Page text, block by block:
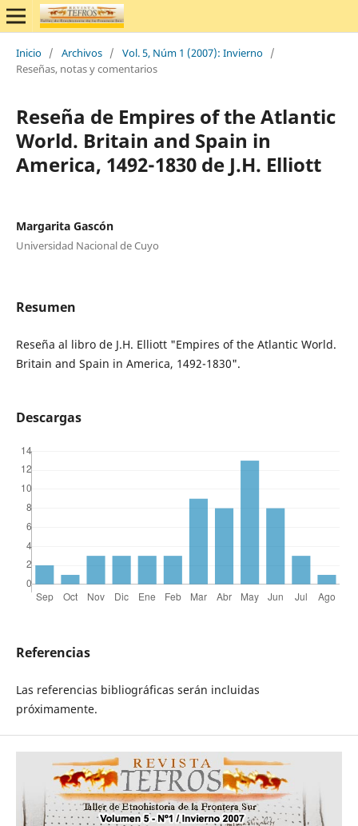
Inicio / Archivos / Vol. 5, Núm 1 (2007): Invierno /
Reseñas, notas y comentarios
Reseña de Empires of the Atlantic
World. Britain and Spain in
America, 1492-1830 de J.H. Elliott
Margarita Gascón
Universidad Nacional de Cuyo
Resumen
Reseña al libro de J.H. Elliott "Empires of the Atlantic World.
Britain and Spain in America, 1492-1830".
Descargas
Referencias
Las referencias bibliográficas serán incluidas
próximamente.